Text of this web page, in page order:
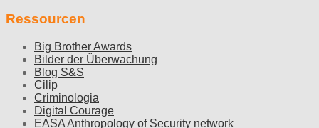
Ressourcen
Big Brother Awards
Bilder der Überwachung
Blog S&S
Cilip
Criminologia
Digital Courage
EASA Anthropology of Security network